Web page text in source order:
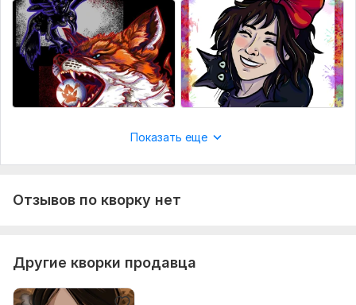
Показать еще
Отзывов по кворку нет
Другие кворки продавца